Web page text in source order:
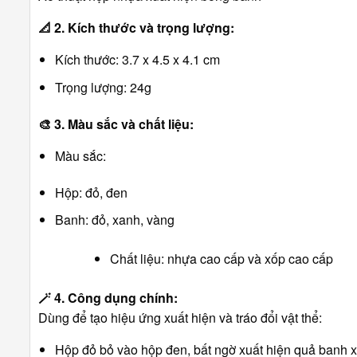
📐 2. Kích thước và trọng lượng:
Kích thước: 3.7 x 4.5 x 4.1 cm
Trọng lượng: 24g
🎨 3. Màu sắc và chất liệu:
Màu sắc:
Hộp: đỏ, đen
Banh: đỏ, xanh, vàng
Chất liệu: nhựa cao cấp và xốp cao cấp
🪄4. Công dụng chính:
Dùng để tạo hiệu ứng xuất hiện và tráo đổi vật thể:
Hộp đỏ bỏ vào hộp đen, bất ngờ xuất hiện quả banh